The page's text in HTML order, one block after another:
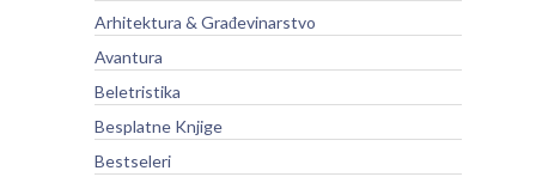
Arhitektura & Građevinarstvo
Avantura
Beletristika
Besplatne Knjige
Bestseleri